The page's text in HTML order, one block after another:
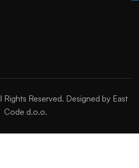
Reserved. Designed by East
Code d.o.o.